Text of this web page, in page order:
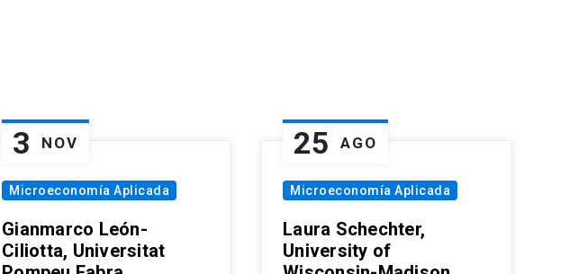
3 NOV
Microeconomía Aplicada
Gianmarco León-
Ciliotta, Universitat
25 AGO
Microeconomía Aplicada
Laura Schechter,
University of